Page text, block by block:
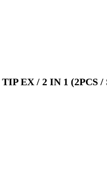
EX / 2 IN 1 (2PCS /